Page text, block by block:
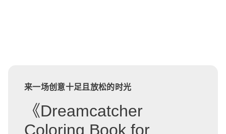
来一场创意十足且放松的时光
《Dreamcatcher
Coloring Book for